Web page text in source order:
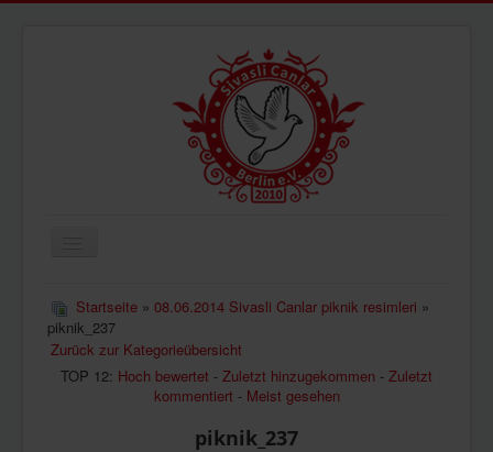
ÜBERUNS
AKTUELLES
BILDER
Startseite » 08.06.2014 Sivasli Canlar piknik resimleri »
piknik_237
Zurück zur Kategorieübersicht
TOP 12: Hoch bewertet - Zuletzt hinzugekommen - Zuletzt
kommentiert - Meist gesehen
piknik_237